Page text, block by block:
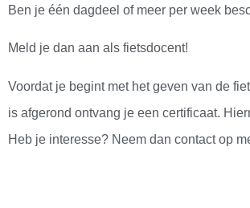
Ben je één dagdeel of meer per week
Meld je dan aan als fietsdocent!
Voordat je begint met het geven van de
is afgerond ontvang je een certificaat.
Heb je interesse? Neem dan contact op